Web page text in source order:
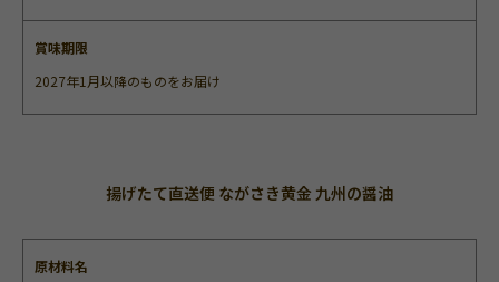
賞味期限
2027年1月以降のものをお届け
揚げたて直送便 ながさき黄金 九州の醤油
原材料名